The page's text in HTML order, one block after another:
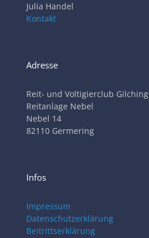
Julia Handel
Kontakt
Adresse
Reit- und Voltigierclub Gilching
Reitanlage Nebel
Nebel 14
82110 Germering
Infos
Impressum
Datenschutzerklärung
Beitrittserklärung